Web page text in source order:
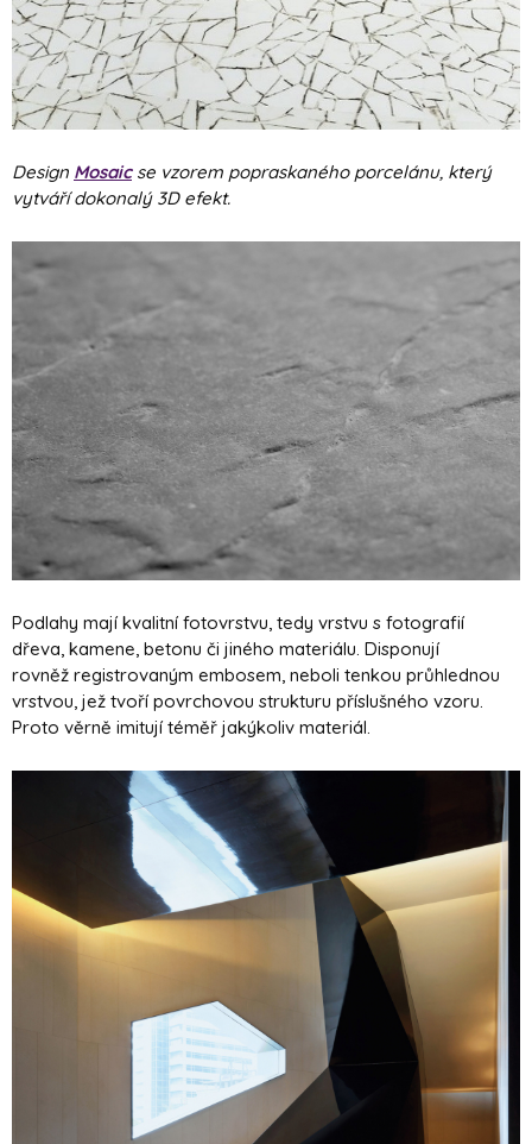
Design Mosaicse vzorem popraskaného porcelánu, který
vytváří dokonalý 3D efekt.
Podlahy mají kvalitní fotovrstvu, tedy vrstvu s fotografií
dřeva, kamene, betonu či jiného materiálu. Disponují
rovněž registrovaným embosem, neboli tenkou průhlednou
vrstvou, jež tvoří povrchovou strukturu příslušného vzoru.
Proto věrně imitují téměř jakýkoliv materiál.